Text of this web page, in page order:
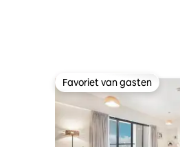
Favoriet van gasten
Favoriet van gasten